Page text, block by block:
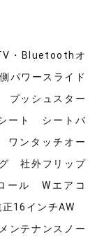
・Bluetoothオ
パワースライド
ッシュスター
ート シートバ
ンタッチオー
社外フリップ
ール Wエアコ
16インチAW
ンテナンスノー